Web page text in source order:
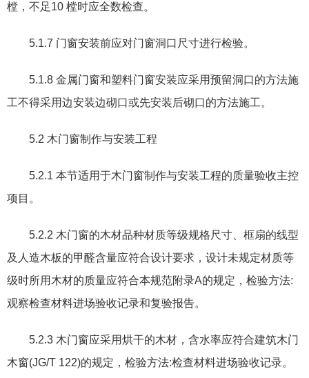
樘 ， 不足10 樘时应全数检查。
5.1.7 门窗安装前应对门窗洞口尺寸进行检验。
5.1.8 金属门窗和塑料门窗安装应采用预留洞口的方法施
工不得采用边安装边砌口或先安装后砌口的方法施工。
5.2 木门窗制作与安装工程
5.2.1 本节适用于木门窗制作与安装工程的质量验收主控
项目。
5.2.2 木门窗的木材品种材质等级规格尺寸
框扇的线型
及人造木板的甲醛含量应符合设计要求 ， 设计未规定材质等
级时所用木材的质量应符合本规范附录A的规定 ， 检验方法:
观察检查材料进场验收记录和复验报告。
5.2.3 木门窗应采用烘干的木材 ， 含水率应符合建筑木门
木窗(JG/T 122)的规定 ， 检验方法:检查材料进场验收记录。